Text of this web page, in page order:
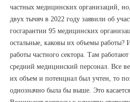
частных медицинских организаций,
двух тычяч в 2022 году заявили об
госгарантии 95 медицинских
остальные, каковы их объемы работы?
работы частного сектора. Там
средний медицинский персонал. Все
их объем и потенциал был учтен, то
однозначно была бы выше. Это